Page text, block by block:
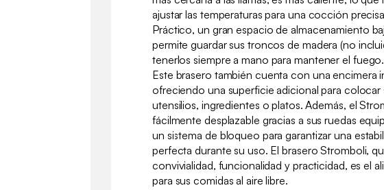
ajustar las temperaturas para una cocción
Práctico, un gran espacio de almacenamiento
permite guardar sus troncos de madera (no
tenerlos siempre a mano para mantener el fuego.
Este brasero también cuenta con una encimera
ofreciendo una superficie adicional para colocar
utensilios, ingredientes o platos. Además, el
fácilmente desplazable gracias a sus ruedas
un sistema de bloqueo para garantizar una
perfecta durante su uso. El brasero Stromboli,
convivialidad, funcionalidad y practicidad, es el
para sus comidas al aire libre.